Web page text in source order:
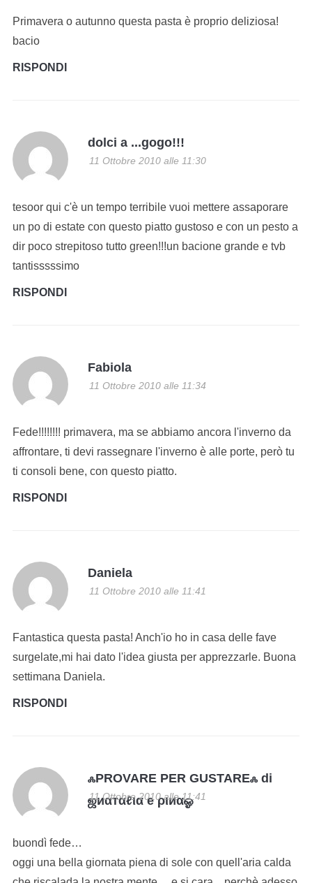
Primavera o autunno questa pasta è proprio deliziosa!
bacio
RISPONDI
dolci a ...gogo!!!
11 Ottobre 2010 alle 11:30
tesoor qui c'è un tempo terribile vuoi mettere assaporare
un po di estate con questo piatto gustoso e con un pesto a
dir poco strepitoso tutto green!!!un bacione grande e tvb
tantisssssimo
RISPONDI
Fabiola
11 Ottobre 2010 alle 11:34
Fede!!!!!!!! primavera, ma se abbiamo ancora l'inverno da
affrontare, ti devi rassegnare l'inverno è alle porte, però tu
ti consoli bene, con questo piatto.
RISPONDI
Daniela
11 Ottobre 2010 alle 11:41
Fantastica questa pasta! Anch'io ho in casa delle fave
surgelate,mi hai dato l'idea giusta per apprezzarle. Buona
settimana Daniela.
RISPONDI
ஃPROVARE PER GUSTAREஃ di
ஜиαтαℓια e ριиαஓ
11 Ottobre 2010 alle 11:41
buondì fede…
oggi una bella giornata piena di sole con quell'aria calda